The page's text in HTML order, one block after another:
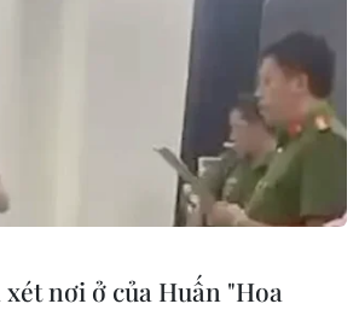
thành điểm nóng
Nile
nơi ở của Huấn "Hoa